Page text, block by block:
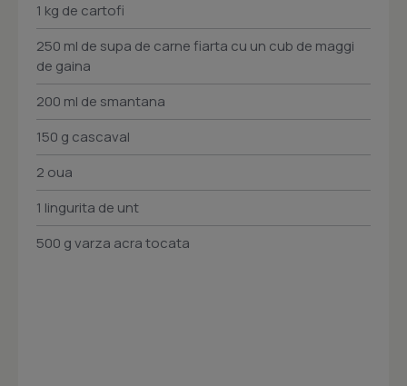
1 kg de cartofi
250 ml de supa de carne fiarta cu un cub de maggi
de gaina
200 ml de smantana
150 g cascaval
2 oua
1 lingurita de unt
500 g varza acra tocata